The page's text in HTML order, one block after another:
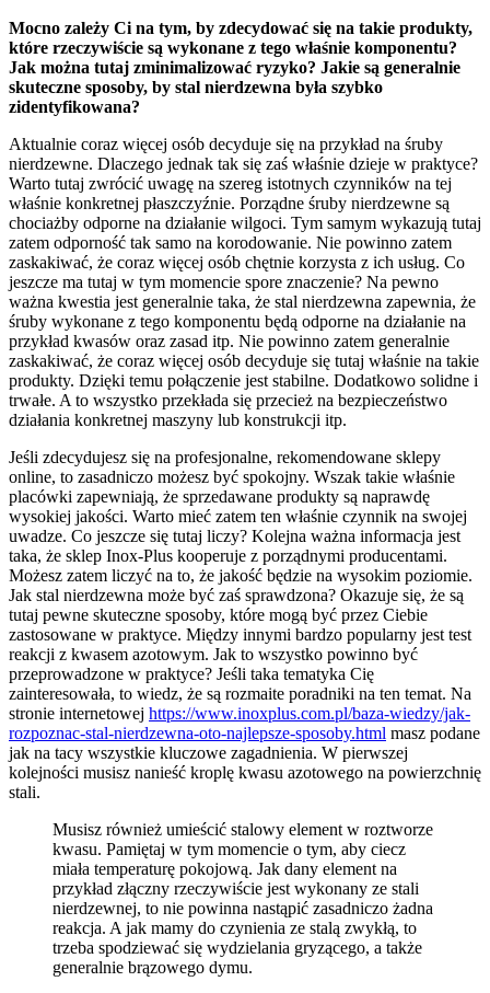
Mocno zależy Ci na tym, by zdecydować się na takie produkty,
które rzeczywiście są wykonane z tego właśnie komponentu?
Jak można tutaj zminimalizować ryzyko? Jakie są generalnie
skuteczne sposoby, by stal nierdzewna była szybko
zidentyfikowana?
Aktualnie coraz więcej osób decyduje się na przykład na śruby
nierdzewne. Dlaczego jednak tak się zaś właśnie dzieje w praktyce?
Warto tutaj zwrócić uwagę na szereg istotnych czynników na tej
właśnie konkretnej płaszczyźnie. Porządne śruby nierdzewne są
chociażby odporne na działanie wilgoci. Tym samym wykazują tutaj
zatem odporność tak samo na korodowanie. Nie powinno zatem
zaskakiwać, że coraz więcej osób chętnie korzysta z ich usług. Co
jeszcze ma tutaj w tym momencie spore znaczenie? Na pewno
ważna kwestia jest generalnie taka, że stal nierdzewna zapewnia, że
śruby wykonane z tego komponentu będą odporne na działanie na
przykład kwasów oraz zasad itp. Nie powinno zatem generalnie
zaskakiwać, że coraz więcej osób decyduje się tutaj właśnie na takie
produkty. Dzięki temu połączenie jest stabilne. Dodatkowo solidne i
trwałe. A to wszystko przekłada się przecież na bezpieczeństwo
działania konkretnej maszyny lub konstrukcji itp.
Jeśli zdecydujesz się na profesjonalne, rekomendowane sklepy
online, to zasadniczo możesz być spokojny. Wszak takie właśnie
placówki zapewniają, że sprzedawane produkty są naprawdę
wysokiej jakości. Warto mieć zatem ten właśnie czynnik na swojej
uwadze. Co jeszcze się tutaj liczy? Kolejna ważna informacja jest
taka, że sklep Inox-Plus kooperuje z porządnymi producentami.
Możesz zatem liczyć na to, że jakość będzie na wysokim poziomie.
Jak stal nierdzewna może być zaś sprawdzona? Okazuje się, że są
tutaj pewne skuteczne sposoby, które mogą być przez Ciebie
zastosowane w praktyce. Między innymi bardzo popularny jest test
reakcji z kwasem azotowym. Jak to wszystko powinno być
przeprowadzone w praktyce? Jeśli taka tematyka Cię
zainteresowała, to wiedz, że są rozmaite poradniki na ten temat. Na
stronie internetowej https://www.inoxplus.com.pl/baza-wiedzy/jak-
rozpoznac-stal-nierdzewna-oto-najlepsze-sposoby.html masz podane
jak na tacy wszystkie kluczowe zagadnienia. W pierwszej
kolejności musisz nanieść kroplę kwasu azotowego na powierzchnię
stali.
Musisz również umieścić stalowy element w roztworze
kwasu. Pamiętaj w tym momencie o tym, aby ciecz
miała temperaturę pokojową. Jak dany element na
przykład złączny rzeczywiście jest wykonany ze stali
nierdzewnej, to nie powinna nastąpić zasadniczo żadna
reakcja. A jak mamy do czynienia ze stalą zwykłą, to
trzeba spodziewać się wydzielania gryzącego, a także
generalnie brązowego dymu.